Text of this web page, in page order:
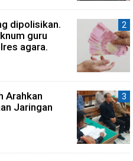
dipolisikan.
guru
agara.
Arahkan
Jaringan